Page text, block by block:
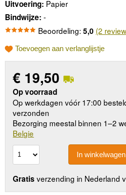
Uitvoering: Papier
Bindwijze: -
Beoordeling: 5,0 (2
Toevoegen aan verlanglijstje
€ 19,50
Op voorraad
Op werkdagen vóór 17:00
verzonden
Bezorging meestal binnen 1–2
Belgie
In winkelwagen
Gratis verzending in Nederland